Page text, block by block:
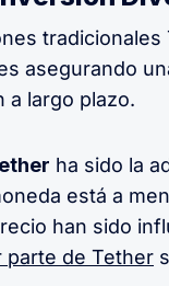
asegurando
a largo plazo.
ha sido la
está a
han sido
parte de Tether